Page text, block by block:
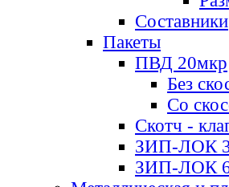
Составники
Пакеты
ПВД 20мкр
Без
Со
Скотч -
ЗИП-ЛОК
ЗИП-ЛОК